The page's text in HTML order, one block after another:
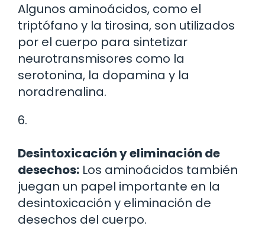
Algunos aminoácidos, como el
triptófano y la tirosina, son utilizados
por el cuerpo para sintetizar
neurotransmisores como la
serotonina, la dopamina y la
noradrenalina.
6.
Desintoxicación y eliminación de
desechos: Los aminoácidos también
juegan un papel importante en la
desintoxicación y eliminación de
desechos del cuerpo.